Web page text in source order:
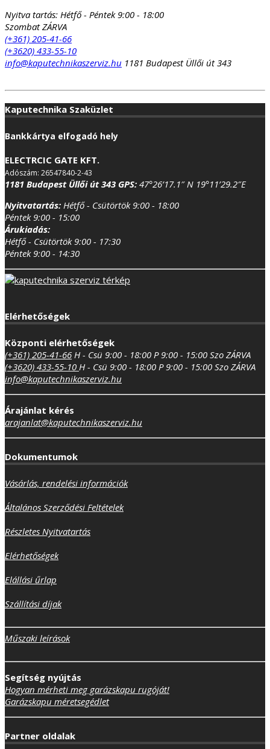
Nyitva tartás: Hétfő - Péntek 9:00 - 18:00
Szombat ZÁRVA
(+361) 205-41-66
(+3620) 433-55-10
info@kaputechnikaszerviz.hu 1181 Budapest Üllői út 343
Kaputechnika Szaküzlet
Bankkártya elfogadó hely
ELECTRCIC GATE KFT.
Adószám: 26547840-2-43
1181 Budapest Üllői út 343 GPS: 47°26’17.1″ N 19°11’29.2″E
Nyitvatartás: Hétfő - Csütörtök 9:00 - 18:00
Péntek 9:00 - 15:00
Árukiadás:
Hétfő - Csütörtök 9:00 - 17:30
Péntek 9:00 - 14:30
Elérhetőségek
Központi elérhetőségek
(+361) 205-41-66 H - Csü 9:00 - 18:00 P 9:00 - 15:00 Szo ZÁRVA
(+3620) 433-55-10 H - Csü 9:00 - 18:00 P 9:00 - 15:00 Szo ZÁRVA
info@kaputechnikaszerviz.hu
Árajánlat kérés
arajanlat@kaputechnikaszerviz.hu
Dokumentumok
Vásárlás, rendelési információk
Általános Szerződési Feltételek
Részletes Nyitvatartás
Elérhetőségek
Elállási űrlap
Szállítási díjak
Műszaki leírások
Segítség nyújtás
Hogyan mérheti meg garázskapu rugóját!
Garázskapu méretsegédlet
Partner oldalak